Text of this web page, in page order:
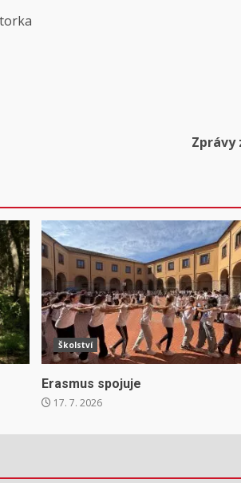
Zprávy
Školství
Erasmus spojuje
17. 7. 2026